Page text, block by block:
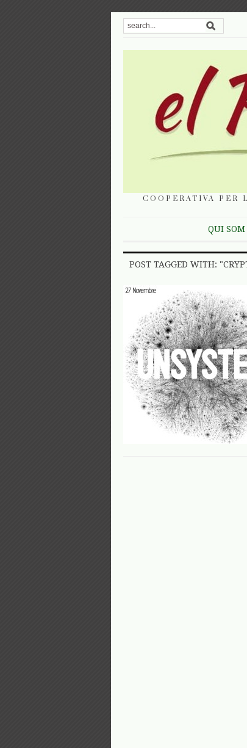
COOPERATIVA PER
QUI SOM
POST TAGGED WITH: